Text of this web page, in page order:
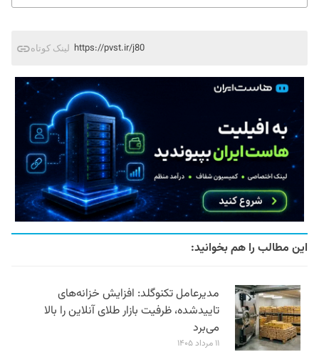
لینک کوتاه https://pvst.ir/j80
این مطالب را هم بخوانید:
مدیرعامل تکنوگلد: افزایش خزانه‌های
تاییدشده، ظرفیت بازار طلای آنلاین را بالا
می‌برد
۱۱ مرداد ۱۴۰۵